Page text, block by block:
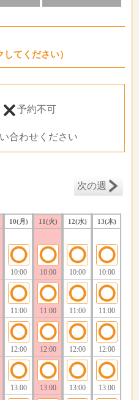
てください）
予約不可
合わせください
次の週
10(月)
10:00
11:00
12:00
13:00
11(火)
10:00
11:00
12:00
13:00
12(水)
10:00
11:00
12:00
13:00
13(木)
10:00
11:00
12:00
13:00